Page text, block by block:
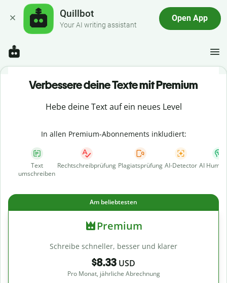
Quillbot
Your AI writing assistant
Open App
Verbessere deine Texte mit Premium
Hebe deine Text auf ein neues Level
In allen Premium-Abonnements inkludiert:
Text
umschreiben
Rechtschreibprüfung Plagiatsprüfung AI-Detector AI
Am beliebtesten
Premium
Schreibe schneller, besser und klarer
$8.33 USD
Pro Monat, jährliche Abrechnung